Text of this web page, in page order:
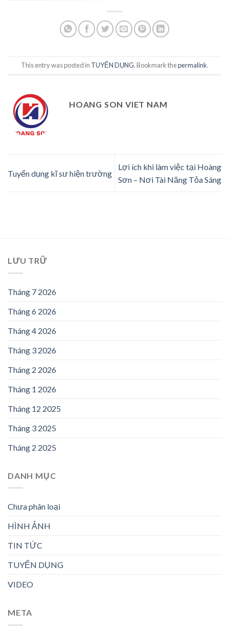
This entry was posted in TUYỂN DỤNG. Bookmark thepermalink.
HOANG SON VIET NAM
Tuyển dụng kĩ sư hiện trường
Lợi ích khi làm việc tại Hoàng
Sơn – Nơi Tài Năng Tỏa Sáng
LƯU TRỮ
Tháng 7 2026
Tháng 6 2026
Tháng 4 2026
Tháng 3 2026
Tháng 2 2026
Tháng 1 2026
Tháng 12 2025
Tháng 3 2025
Tháng 2 2025
DANH MỤC
Chưa phân loại
HÌNH ẢNH
TIN TỨC
TUYỂN DỤNG
VIDEO
META